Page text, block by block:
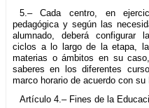
5.– Cada centro, en
pedagógica y según las
alumnado, deberá configurar
ciclos a lo largo de la etapa, la
materias o ámbitos en su
saberes en los diferentes
marco horario de acuerdo con su
Artículo 4.– Fines de la